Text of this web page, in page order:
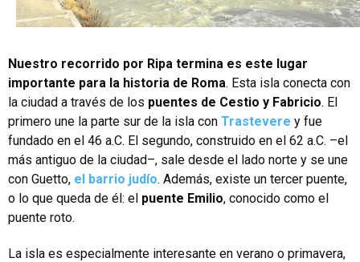
Nuestro recorrido por Ripa termina es este lugar
importante para la historia de Roma. Esta isla conecta con
la ciudad a través de los puentes de Cestio y Fabricio. El
primero une la parte sur de la isla con Trastevere y fue
fundado en el 46 a.C. El segundo, construido en el 62 a.C. –el
más antiguo de la ciudad–, sale desde el lado norte y se une
con Guetto, el barrio judío. Además, existe un tercer puente,
o lo que queda de él: el puente Emilio, conocido como el
puente roto.
La isla es especialmente interesante en verano o primavera,